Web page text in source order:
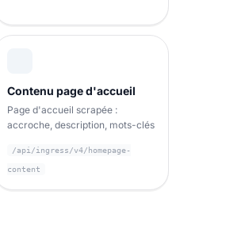
Contenu page d'accueil
Page d'accueil scrapée :
accroche, description, mots-clés
/api/ingress/v4/homepage-
content